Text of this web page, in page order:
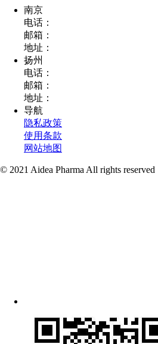
南京
电话：
邮箱：
地址：
扬州
电话：
邮箱：
地址：
导航
隐私政策
使用条款
网站地图
© 2021 Aidea Pharma All rights reserved